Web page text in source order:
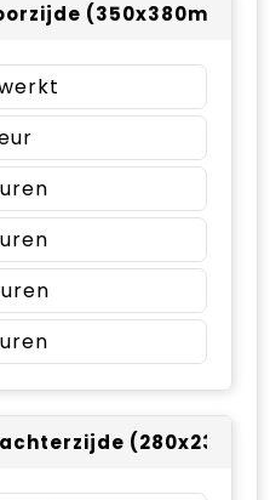
(350x380mm)